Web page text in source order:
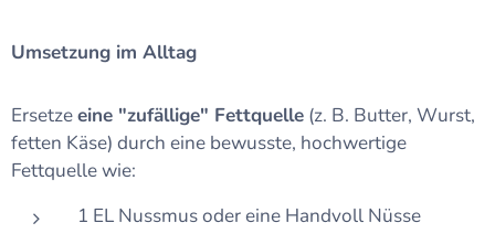
Umsetzung im Alltag
Ersetzeeine "zufällige" Fettquelle (z. B. Butter, Wurst,
fetten Käse) durch eine bewusste, hochwertige
Fettquelle wie:
1 EL Nussmus oder eine Handvoll Nüsse